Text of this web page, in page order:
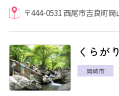
利用した温水プールなので、
〒444-0531 西尾市吉良町
くらが
岡崎市